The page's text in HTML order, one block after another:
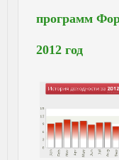
программ
2012 год